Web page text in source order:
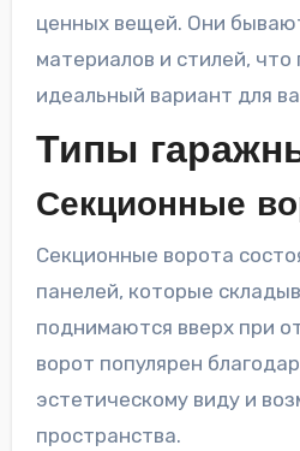
ценных вещей. Они
материалов и стилей, что
идеальный вариант для
Типы
Секционные
Секционные ворота
панелей, которые
поднимаются вверх при
ворот популярен
эстетическому виду и
пространства.